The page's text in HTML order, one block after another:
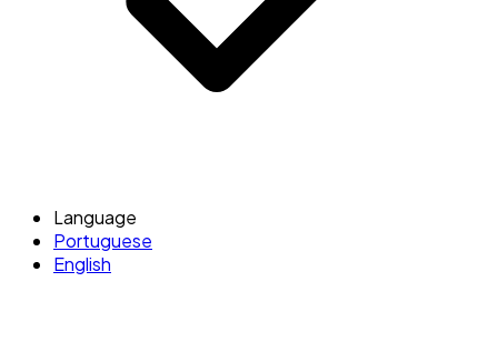
Language
Portuguese
English